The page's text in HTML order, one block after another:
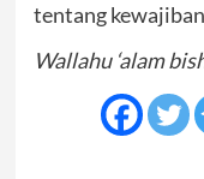
tentang
Wallahu ‘alam